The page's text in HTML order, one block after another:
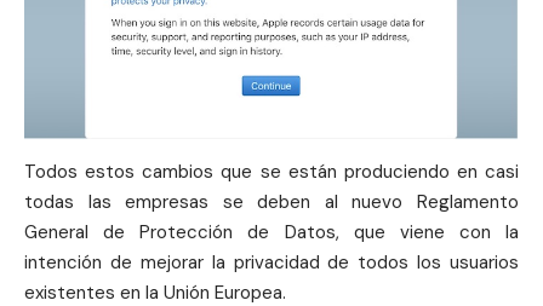
Todos estos cambios que se están produciendo en casi
todas las empresas se deben al nuevo Reglamento
General de Protección de Datos, que viene con la
intención de mejorar la privacidad de todos los usuarios
existentes en la Unión Europea.